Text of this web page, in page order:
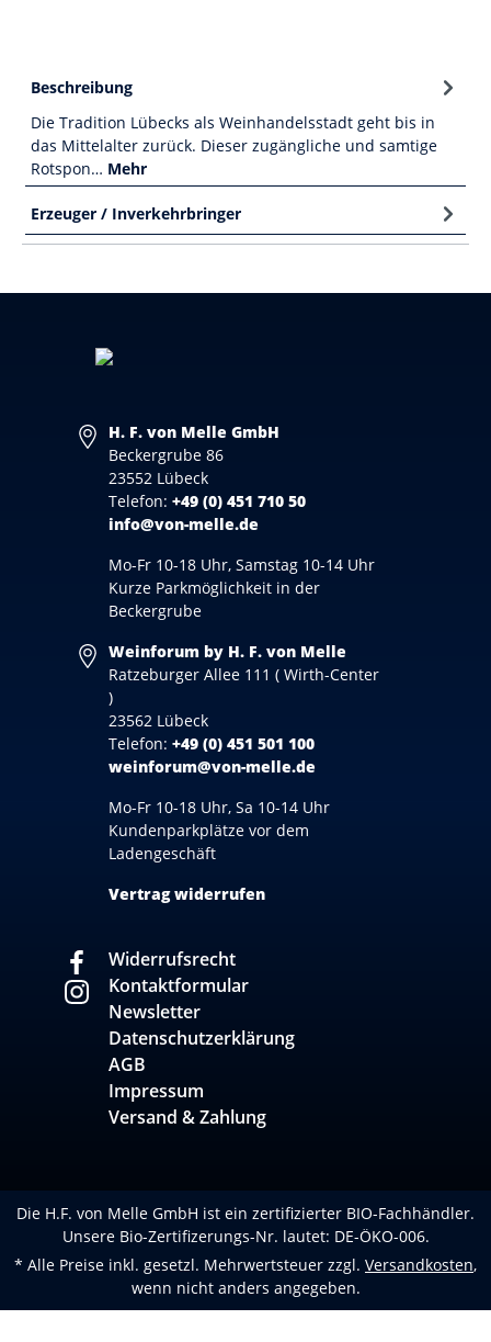
Beschreibung
Die Tradition Lübecks als Weinhandelsstadt geht bis in
das Mittelalter zurück. Dieser zugängliche und samtige
Rotspon… Mehr
Erzeuger / Inverkehrbringer
H. F. von Melle GmbH
Beckergrube 86
23552 Lübeck
Telefon: +49 (0) 451 710 50
info@von-melle.de
Mo-Fr 10-18 Uhr, Samstag 10-14 Uhr
Kurze Parkmöglichkeit in der
Beckergrube
Weinforum by H. F. von Melle
Ratzeburger Allee 111 ( Wirth-Center
)
23562 Lübeck
Telefon: +49 (0) 451 501 100
weinforum@von-melle.de
Mo-Fr 10-18 Uhr, Sa 10-14 Uhr
Kundenparkplätze vor dem
Ladengeschäft
Vertrag widerrufen
Widerrufsrecht
Kontaktformular
Newsletter
Datenschutzerklärung
AGB
Impressum
Versand & Zahlung
Die H.F. von Melle GmbH ist ein zertifizierter BIO-Fachhändler.
Unsere Bio-Zertifizerungs-Nr. lautet: DE-ÖKO-006.
* Alle Preise inkl. gesetzl. Mehrwertsteuer zzgl. Versandkosten,
wenn nicht anders angegeben.